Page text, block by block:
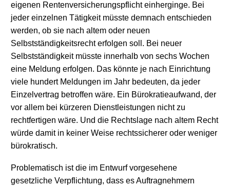
eigenen Rentenversicherungspflicht einherginge. Bei
jeder einzelnen Tätigkeit müsste demnach entschieden
werden, ob sie nach altem oder neuen
Selbstständigkeitsrecht erfolgen soll. Bei neuer
Selbstständigkeit müsste innerhalb von sechs Wochen
eine Meldung erfolgen. Das könnte je nach Einrichtung
viele hundert Meldungen im Jahr bedeuten, da jeder
Einzelvertrag betroffen wäre. Ein Bürokratieaufwand, der
vor allem bei kürzeren Dienstleistungen nicht zu
rechtfertigen wäre. Und die Rechtslage nach altem Recht
würde damit in keiner Weise rechtssicherer oder weniger
bürokratisch.
Problematisch ist die im Entwurf vorgesehene
gesetzliche Verpflichtung, dass es Auftragnehmern